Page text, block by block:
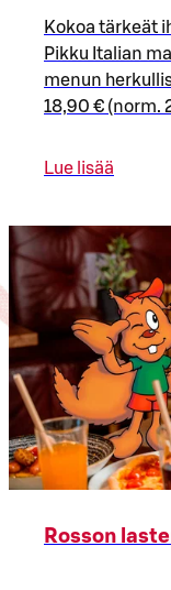
Kokoa tärkeät
Pikku Italian
menun
18,90 € (norm.
Lue lisää
Rosson